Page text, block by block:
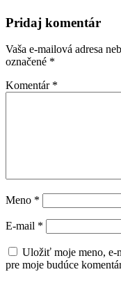
Pridaj komentár
Vaša e-mailová adresa
označené *
Komentár *
Meno *
E-mail *
Uložiť moje meno, e-
pre moje budúce